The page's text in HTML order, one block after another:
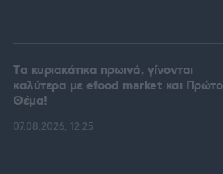
Tα κυριακάτικα πρωινά, γίνονται
καλύτερα με efood market και Πρώτο
Θέμα!
07.08.2026, 12:25